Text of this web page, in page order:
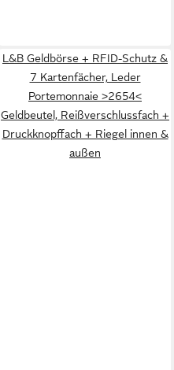
L&B Geldbörse + RFID-Schutz &
7 Kartenfächer, Leder
Portemonnaie >2654<
Geldbeutel, Reißverschlussfach +
Druckknopffach + Riegel innen &
außen